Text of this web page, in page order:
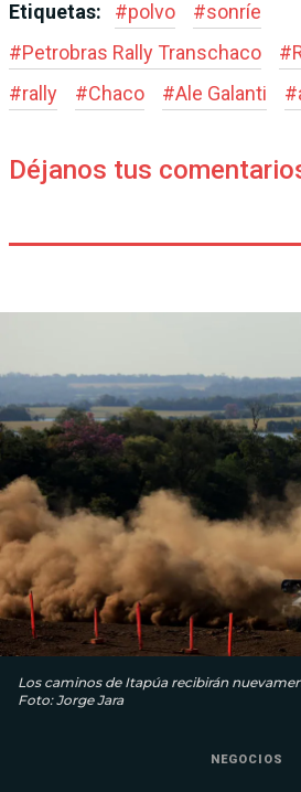
Etiquetas: #polvo #sonríe
#Petrobras Rally Trans­chaco #
#rally #Chaco #Ale Galanti #
Déjanos tus
Los caminos de Itapúa recibirán
Foto: Jorge Jara
NEGOCIOS